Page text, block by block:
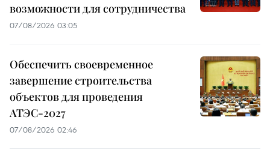
возможности для сотрудничества
07/08/2026 03:05
Обеспечить своевременное
завершение строительства
объектов для проведения
АТЭС-2027
07/08/2026 02:46